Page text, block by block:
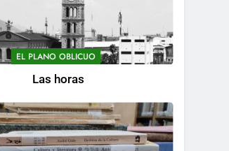
EL PLANO OBLICUO
Las horas